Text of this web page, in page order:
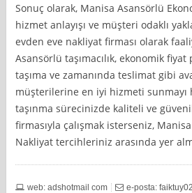
Sonuç olarak, Manisa Asansörlü
hizmet anlayışı ve müşteri odaklı
evden eve nakliyat firması olarak
Asansörlü taşımacılık, ekonomik
taşıma ve zamanında teslimat gibi
müşterilerine en iyi hizmeti sunmayı
taşınma sürecinizde kaliteli ve
firmasıyla çalışmak isterseniz,
Nakliyat tercihleriniz arasında yer
web: adshotmail com e-posta: